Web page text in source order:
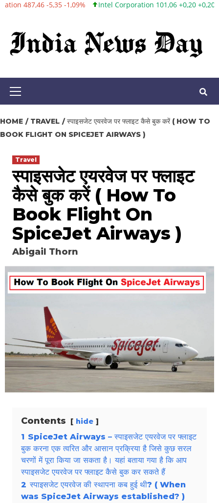
Skip
content
Intel Corporation 101,06 +0,20 +0,20% Twitter, Inc.
Primary
HOME TRAVEL
स्पाइसजेट एयरवेज पर फ्लाइट कैसे बुक करें ( HOW TO
BOOK FLIGHT ON SPICEJET AIRWAYS )
Travel
स्पाइसजेट एयरवेज पर फ्लाइट
कैसे बुक करें ( How To
Book Flight On
SpiceJet Airways )
Abigail Thorn
Contents hide
1 SpiceJet Airways – स्पाइसजेट एयरवेज पर फ्लाइट
बुक करना एक त्वरित और आसान प्रक्रिया है जिसे कुछ सरल
चरणों में पूरा किया जा सकता है। यहां बताया गया है कि आप
स्पाइसजेट एयरवेज पर फ्लाइट कैसे बुक कर सकते हैं
2 स्पाइसजेट एयरवेज की स्थापना कब हुई थी? ( When
was SpiceJet Airways established? )